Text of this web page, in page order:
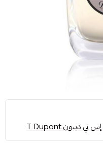
إس تي ديبون T Dupont